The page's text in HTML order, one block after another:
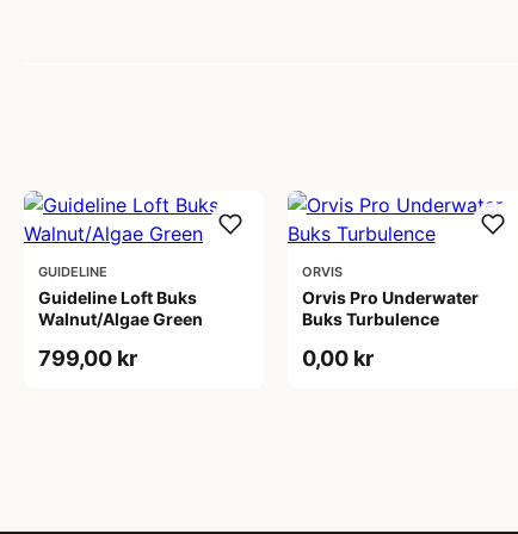
GUIDELINE
Guideline Loft Buks
Walnut/Algae Green
799,00 kr
ORVIS
Orvis Pro Underwater
Buks Turbulence
0,00 kr